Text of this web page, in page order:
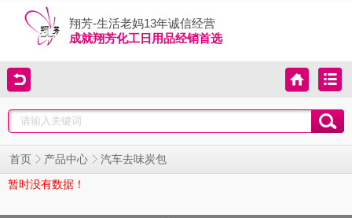
翔芳-生活老妈13年诚信经营
成就翔芳化工日用品经销首选
首页 产品中心 汽车去味炭包
暂时没有数据！